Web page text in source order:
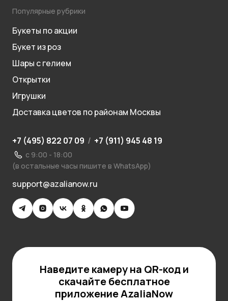
Популярные рубрики
Букеты по акции
Букет из роз
Шары с гелием
Открытки
Игрушки
Доставка цветов по районам Москвы
+7 (495) 822 07 09 / +7 (911) 945 48 19
с 9:00 - 18:00
(в остальные часы пишите в WhatsApp)
support@azalianow.ru
Наведите камеру на QR-код и
скачайте бесплатное
приложение AzaliaNow